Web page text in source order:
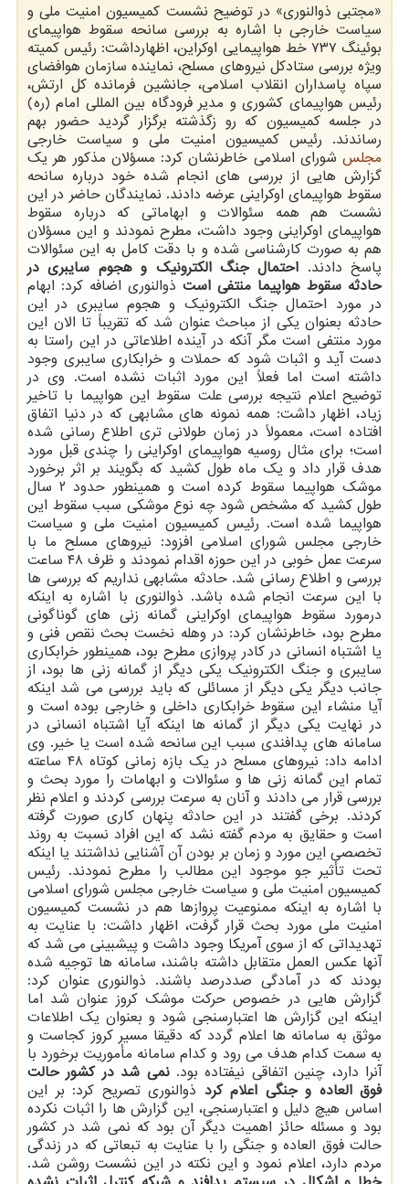
«مجتبی ذوالنوری» در توضیح نشست كمیسیون امنیت ملی و
سیاست خارجی با اشاره به بررسی سانحه سقوط هواپیمای
بوئینگ ۷۳۷ خط هواپیمایی اوكراین، اظهارداشت: رئیس كمیته
ویژه بررسی ستادكل نیروهای مسلح، نماینده سازمان هوافضای
سپاه پاسداران انقلاب اسلامی، جانشین فرمانده كل ارتش،
رئیس هواپیمای كشوری و مدیر فرودگاه بین المللی امام (ره)
در جلسه كمیسیون كه رو زگذشته برگزار گردید حضور بهم
رساندند. رئیس كمیسیون امنیت ملی و سیاست خارجی
مجلس شورای اسلامی خاطرنشان كرد: مسؤلان مذكور هر یك
گزارش هایی از بررسی های انجام شده خود درباره سانحه
سقوط هواپیمای اوكراینی عرضه دادند. نمایندگان حاضر در این
نشست هم همه سئوالات و ابهاماتی كه درباره سقوط
هواپیمای اوكراینی وجود داشت، مطرح نمودند و این مسؤلان
هم به صورت كارشناسی شده و با دقت كامل به این سئوالات
پاسخ دادند. احتمال جنگ الكترونیك و هجوم سایبری در
حادثه سقوط هواپیما منتفی است ذوالنوری اضافه كرد: ابهام
در مورد احتمال جنگ الكترونیك و هجوم سایبری در این
حادثه بعنوان یكی از مباحث عنوان شد كه تقریباً تا الان این
مورد منتفی است مگر آنكه در آینده اطلاعاتی در این راستا به
دست آید و اثبات شود كه حملات و خرابكاری سایبری وجود
داشته است اما فعلاً این مورد اثبات نشده است. وی در
توضیح اعلام نتیجه بررسی علت سقوط این هواپیما با تاخیر
زیاد، اظهار داشت: همه نمونه های مشابهی كه در دنیا اتفاق
افتاده است، معمولاً در زمان طولانی تری اطلاع رسانی شده
است؛ برای مثال روسیه هواپیمای اوكراینی را چندی قبل مورد
هدف قرار داد و یك ماه طول كشید كه بگویند بر اثر برخورد
موشك هواپیما سقوط كرده است و همینطور حدود ۲ سال
طول كشید كه مشخص شود چه نوع موشكی سبب سقوط این
هواپیما شده است. رئیس كمیسیون امنیت ملی و سیاست
خارجی مجلس شورای اسلامی افزود: نیروهای مسلح ما با
سرعت عمل خوبی در این حوزه اقدام نمودند و ظرف ۴۸ ساعت
بررسی و اطلاع رسانی شد. حادثه مشابهی نداریم كه بررسی ها
با این سرعت انجام شده باشد. ذوالنوری با اشاره به اینكه
درمورد سقوط هواپیمای اوكراینی گمانه زنی های گوناگونی
مطرح بود، خاطرنشان كرد: در وهله نخست بحث نقص فنی و
یا اشتباه انسانی در كادر پروازی مطرح بود، همینطور خرابكاری
سایبری و جنگ الكترونیك یكی دیگر از گمانه زنی ها بود، از
جانب دیگر یكی دیگر از مسائلی كه باید بررسی می شد اینكه
آیا منشاء این سقوط خرابكاری داخلی و خارجی بوده است و
در نهایت یكی دیگر از گمانه ها اینكه آیا اشتباه انسانی در
سامانه های پدافندی سبب این سانحه شده است یا خیر. وی
ادامه داد: نیروهای مسلح در یك بازه زمانی كوتاه ۴۸ ساعته
تمام این گمانه زنی ها و سئوالات و ابهامات را مورد بحث و
بررسی قرار می دادند و آنان به سرعت بررسی كردند و اعلام نظر
كردند. برخی گفتند در این حادثه پنهان كاری صورت گرفته
است و حقایق به مردم گفته نشد كه این افراد نسبت به روند
تخصصی این مورد و زمان بر بودن آن آشنایی نداشتند یا اینكه
تحت تأثیر جو موجود این مطالب را مطرح نمودند. رئیس
كمیسیون امنیت ملی و سیاست خارجی مجلس شورای اسلامی
با اشاره به اینكه ممنوعیت پروازها هم در نشست كمیسیون
امنیت ملی مورد بحث قرار گرفت، اظهار داشت: با عنایت به
تهدیداتی كه از سوی آمریكا وجود داشت و پیشبینی می شد كه
آنها عكس العمل متقابل داشته باشند، سامانه ها توجیه شده
بودند كه در آمادگی صددرصد باشند. ذوالنوری عنوان كرد:
گزارش هایی در خصوص حركت موشك كروز عنوان شد اما
اینكه این گزارش ها اعتبارسنجی شود و بعنوان یك اطلاعات
موثق به سامانه ها اعلام گردد كه دقیقا مسیر كروز كجاست و
به سمت كدام هدف می رود و كدام سامانه مأموریت برخورد با
آنرا دارد، چنین اتفاقی نیفتاده بود.نمی شد در كشور حالت
فوق العاده و جنگی اعلام كرد ذوالنوری تصریح كرد: بر این
اساس هیچ دلیل و اعتبارسنجی، این گزارش ها را اثبات نكرده
بود و مسئله حائز اهمیت دیگر آن بود كه نمی شد در كشور
حالت فوق العاده و جنگی را با عنایت به تبعاتی كه در زندگی
مردم دارد، اعلام نمود و این نكته در این نشست روشن شد.